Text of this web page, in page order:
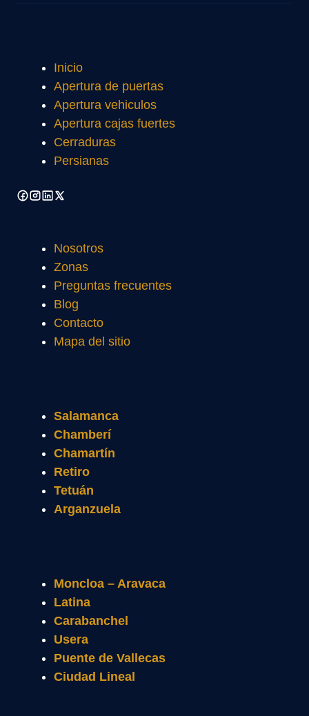
Inicio
Apertura de puertas
Apertura vehiculos
Apertura cajas fuertes
Cerraduras
Persianas
Nosotros
Zonas
Preguntas frecuentes
Blog
Contacto
Mapa del sitio
Salamanca
Chamberí
Chamartín
Retiro
Tetuán
Arganzuela
Moncloa – Aravaca
Latina
Carabanchel
Usera
Puente de Vallecas
Ciudad Lineal